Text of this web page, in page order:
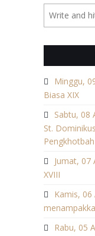
Minggu,
Biasa XIX
Sabtu, 08
St.
Pengkhotbah
Jumat, 07
XVIII
Kamis, 06
Rabu, 05